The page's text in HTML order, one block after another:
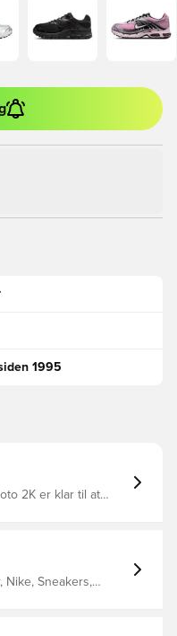
1995
2K er klar til at
Nike, Sneakers,